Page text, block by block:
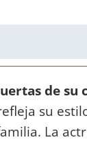
de su
su
La